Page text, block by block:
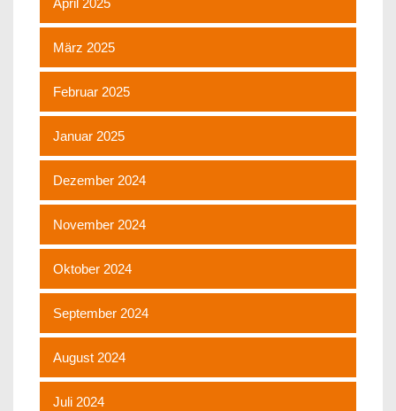
April 2025
März 2025
Februar 2025
Januar 2025
Dezember 2024
November 2024
Oktober 2024
September 2024
August 2024
Juli 2024